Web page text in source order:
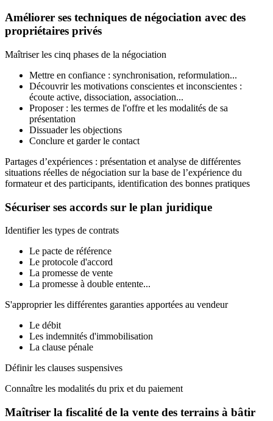
Améliorer ses techniques de négociation avec des
propriétaires privés
Maîtriser les cinq phases de la négociation
Mettre en confiance : synchronisation, reformulation...
Découvrir les motivations conscientes et inconscientes :
écoute active, dissociation, association...
Proposer : les termes de l'offre et les modalités de sa
présentation
Dissuader les objections
Conclure et garder le contact
Partages d’expériences : présentation et analyse de différentes
situations réelles de négociation sur la base de l’expérience du
formateur et des participants, identification des bonnes pratiques
Sécuriser ses accords sur le plan juridique
Identifier les types de contrats
Le pacte de référence
Le protocole d'accord
La promesse de vente
La promesse à double entente...
S'approprier les différentes garanties apportées au vendeur
Le débit
Les indemnités d'immobilisation
La clause pénale
Définir les clauses suspensives
Connaître les modalités du prix et du paiement
Maîtriser la fiscalité de la vente des terrains à bâtir